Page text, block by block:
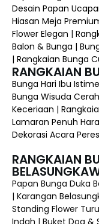
Desain Papan
Hiasan Meja
Flower Elegan |
Balon & Bunga |
| Rangkaian Bunga
RANGKAIAN
Bunga Hari Ibu
Bunga Wisuda
Keceriaan |
Lamaran Penuh
Dekorasi Acara
RANGKAIAN
Papan Bunga Duka
| Karangan
Standing Flower
Indah | Buket Doa